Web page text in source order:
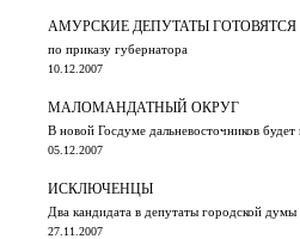
АМУРСКИЕ ДЕПУТАТЫ
по приказу губернатора
10.12.2007
МАЛОМАНДАТНЫЙ ОКРУГ
В новой Госдуме дальневосточников
05.12.2007
ИСКЛЮЧЕНЦЫ
Два кандидата в депутаты городской
27.11.2007